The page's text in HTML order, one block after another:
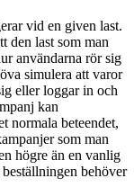
vid en given last.
den last som man
användarna rör sig
simulera att varor
eller loggar in och
kan
normala beteendet,
som man
högre än en vanlig
behöver